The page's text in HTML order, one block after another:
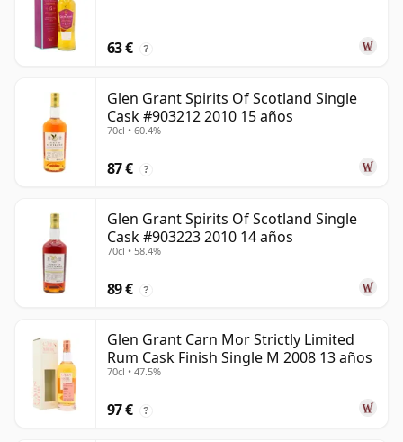
63 € ?
Glen Grant Spirits Of Scotland Single
Cask #903212 2010 15 años
70cl • 60.4%
87 € ?
Glen Grant Spirits Of Scotland Single
Cask #903223 2010 14 años
70cl • 58.4%
89 € ?
Glen Grant Carn Mor Strictly Limited
Rum Cask Finish Single M 2008 13 años
70cl • 47.5%
97 € ?